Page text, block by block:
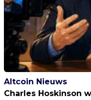
Altcoin Nieuws
Charles Hoskinson